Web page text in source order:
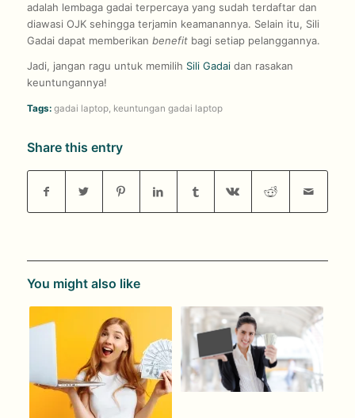
adalah lembaga gadai terpercaya yang sudah terdaftar dan
diawasi OJK sehingga terjamin keamanannya. Selain itu, Sili
Gadai dapat memberikan benefit bagi setiap pelanggannya.
Jadi, jangan ragu untuk memilih Sili Gadaidan rasakan
keuntungannya!
Tags: gadai laptop, keuntungan gadai laptop
Share this entry
You might also like